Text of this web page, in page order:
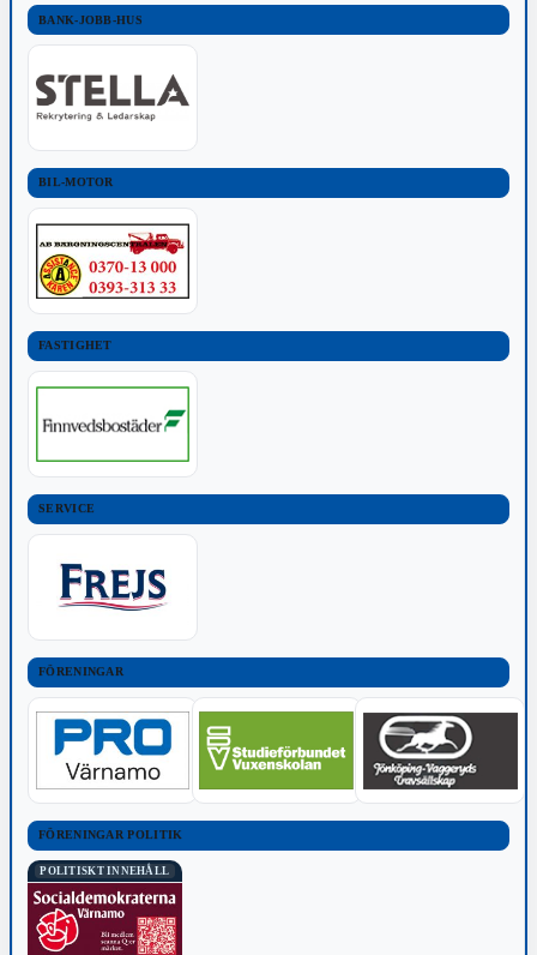
BANK-JOBB-HUS
BIL-MOTOR
FASTIGHET
SERVICE
FÖRENINGAR
FÖRENINGAR POLITIK
POLITISKT INNEHÅLL